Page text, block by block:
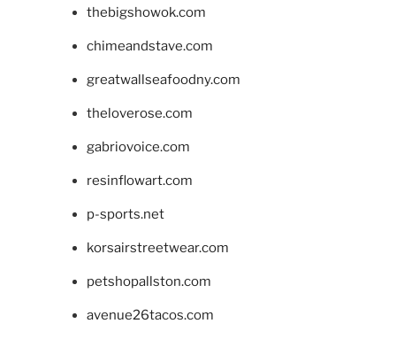
thebigshowok.com
chimeandstave.com
greatwallseafoodny.com
theloverose.com
gabriovoice.com
resinflowart.com
p-sports.net
korsairstreetwear.com
petshopallston.com
avenue26tacos.com